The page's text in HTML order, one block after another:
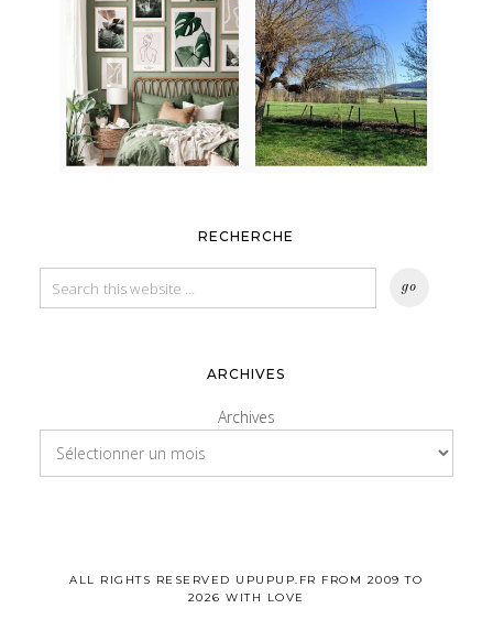
RECHERCHE
ARCHIVES
Archives
ALL RIGHTS RESERVED UPUPUP.FR FROM 2009 TO
2026 WITH LOVE